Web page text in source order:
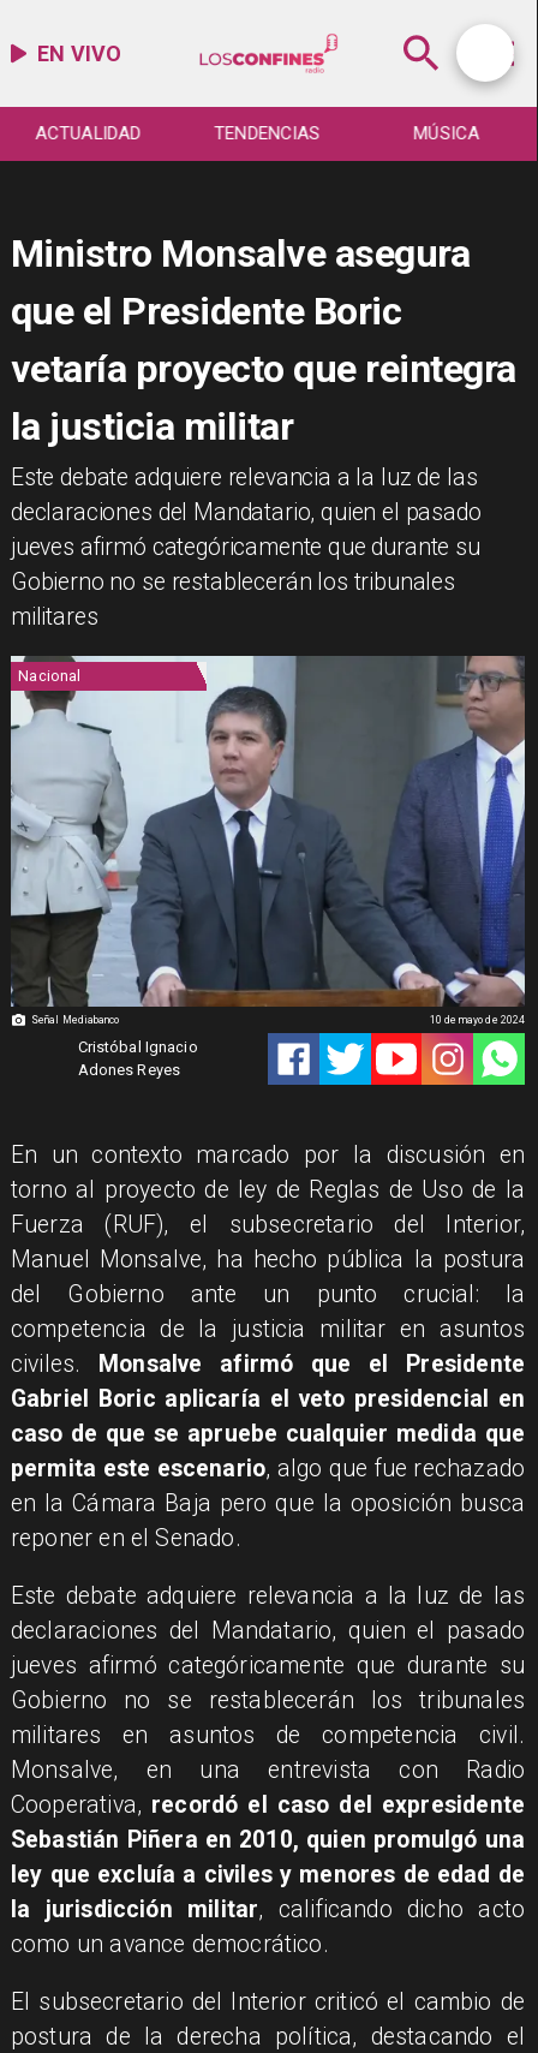
EN VIVO
ACTUALIDAD TENDENCIAS MÚSICA
Ministro Monsalve asegura
que el Presidente Boric
vetaría proyecto que reintegra
la justicia militar
​Este debate adquiere relevancia a la luz de las
declaraciones del Mandatario, quien el pasado
jueves afirmó categóricamente que durante su
Gobierno no se restablecerán los tribunales
militares
Señal Mediabanco
Nacional
Cristóbal Ignacio
Adones Reyes
10 de mayo de 2024
En un contexto marcado por la discusión en
torno al proyecto de ley de Reglas de Uso de la
Fuerza (RUF), el subsecretario del Interior,
Manuel Monsalve, ha hecho pública la postura
del Gobierno ante un punto crucial: la
competencia de la justicia militar en asuntos
civiles.
Monsalve afirmó que el Presidente
Gabriel Boric aplicaría el veto presidencial en
caso de que se apruebe cualquier medida que
permita este escenario, algo que fue rechazado
en la Cámara Baja pero que la oposición busca
reponer en el Senado.
Este debate adquiere relevancia a la luz de las
declaraciones del Mandatario, quien el pasado
jueves afirmó categóricamente que durante su
Gobierno no se restablecerán los tribunales
militares en asuntos de competencia civil.
Monsalve, en una entrevista con Radio
Cooperativa, recordó el caso del expresidente
Sebastián Piñera en 2010, quien promulgó una
ley que excluía a civiles y menores de edad de
la jurisdicción militar, calificando dicho acto
como un avance democrático.
El subsecretario del Interior criticó el cambio de
postura de la derecha política, destacando el